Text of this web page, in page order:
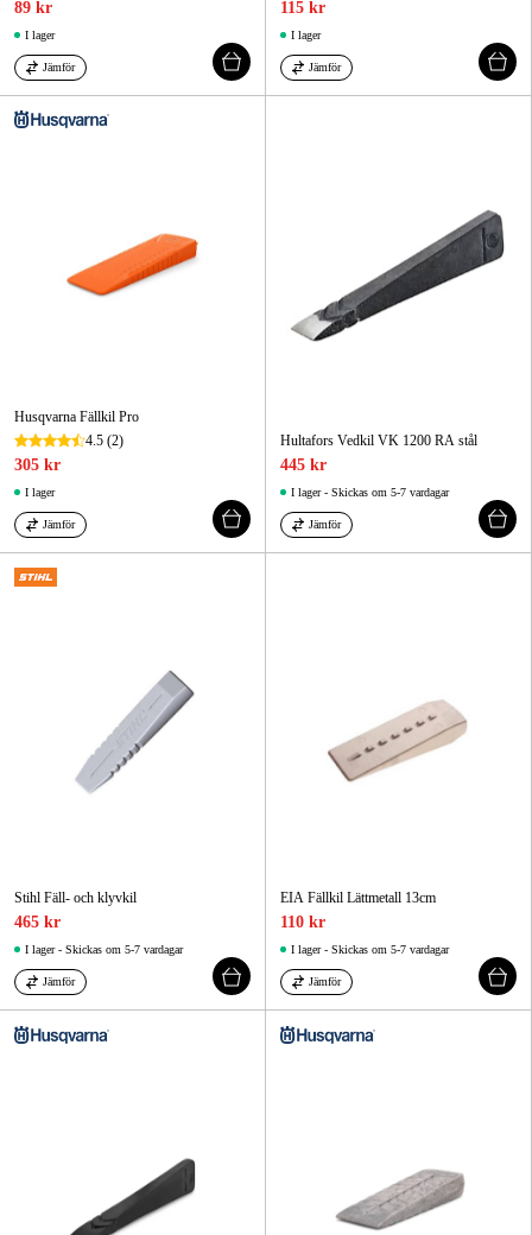
89 kr
I lager
Jämför
115 kr
I lager
Jämför
Husqvarna Fällkil Pro
4.5 (2)
305 kr
I lager
Jämför
Hultafors Vedkil VK 1200 RA stål
445 kr
I lager - Skickas om 5-7 vardagar
Jämför
Stihl Fäll- och klyvkil
465 kr
I lager - Skickas om 5-7 vardagar
Jämför
EIA Fällkil Lättmetall 13cm
110 kr
I lager - Skickas om 5-7 vardagar
Jämför